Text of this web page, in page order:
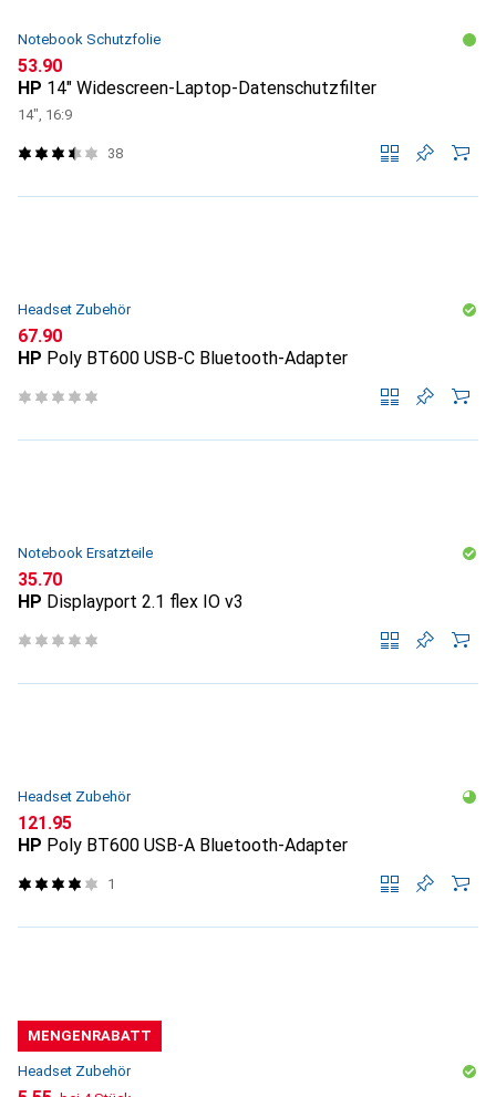
Notebook Schutzfolie
CHF
53.90
HP 14" Widescreen-Laptop-Datenschutzfilter
14", 16:9
38
Headset Zubehör
CHF
67.90
HP Poly BT600 USB-C Bluetooth-Adapter
Notebook Ersatzteile
CHF
35.70
HP Displayport 2.1 flex IO v3
Headset Zubehör
CHF
121.95
HP Poly BT600 USB-A Bluetooth-Adapter
1
MENGENRABATT
Headset Zubehör